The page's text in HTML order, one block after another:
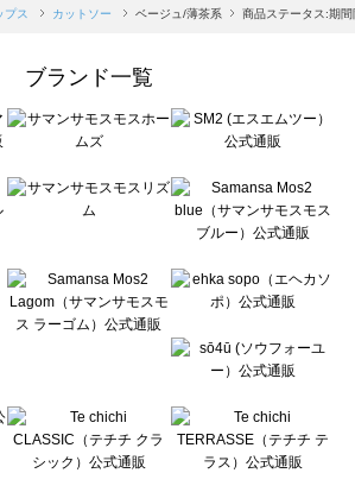
サモスモス ブルー）のカットソー一覧
ットソー一覧
ソー一覧
クラシック）のカットソー一覧
）のカットソー一覧
ブルー）のカットソー一覧
のカットソー一覧
プス カットソー ベージュ/薄茶系 商品ステータス:期
ブランド一覧